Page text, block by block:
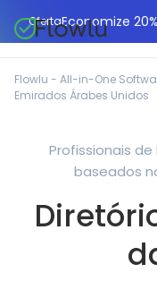
OfertaEconomize
Gestão de
Faturação online
Ferramentas de
Gestão financeira
Agências de
Departamentos
Profissionais
Instituições
Central de ajuda
Blogue Flowlu
Estudos de caso
Português
Flowlu - All-in-One
Emirados Árabes Unidos
Profissionais
baseados